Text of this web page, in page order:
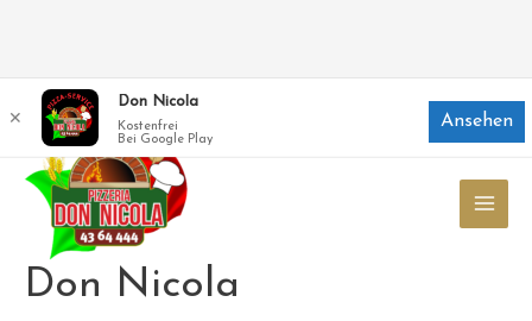
Inhalt
springen
Don Nicola
✕
Don Nicola
Kostenfrei
Bei Google Play
Ansehen